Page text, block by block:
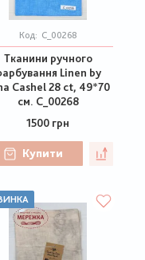
Код: C_00268
Тканини ручного
Linen by
Cashel 28 ct, 49*70
см. C_00268
1500 грн
Купити